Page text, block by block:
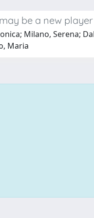
be a new
Milano, Serena;
Maria